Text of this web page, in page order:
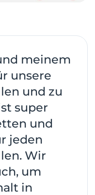
meinem
unsere
und zu
super
und
jeden
Wir
um
in